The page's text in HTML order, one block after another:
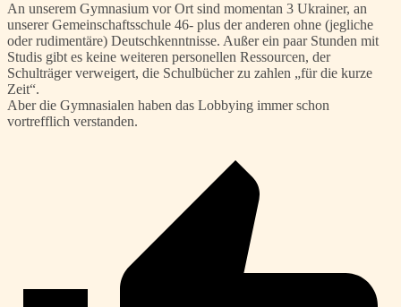
An unserem Gymnasium vor Ort sind momentan 3 Ukrainer, an
unserer Gemeinschaftsschule 46- plus der anderen ohne (jegliche
oder rudimentäre) Deutschkenntnisse. Außer ein paar Stunden mit
Studis gibt es keine weiteren personellen Ressourcen, der
Schulträger verweigert, die Schulbücher zu zahlen „für die kurze
Zeit“.
Aber die Gymnasialen haben das Lobbying immer schon
vortrefflich verstanden.